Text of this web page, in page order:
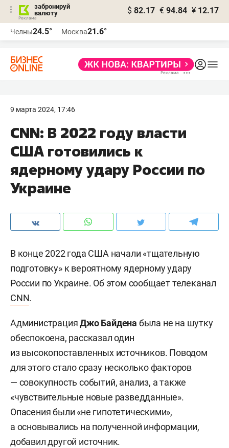
забронируй
валюту
$ 82.17 € 94.84 ¥ 12.17
Челны24.5° Москва21.6°
9 марта 2024, 17:46
CNN: В 2022 году власти
США готовились к
ядерному удару России по
Украине
В конце 2022 года США начали «тщательную
подготовку» к вероятному ядерному удару
России по Украине. Об этом сообщает телеканал
CNN.
АдминистрацияДжо Байдена была не на шутку
обеспокоена, рассказал один
из высокопоставленных источников. Поводом
для этого стало сразу несколько факторов
— совокупность событий, анализ, а также
«чувствительные новые разведданные».
Опасения были «не гипотетическими»,
а основывались на полученной информации,
добавил другой источник.